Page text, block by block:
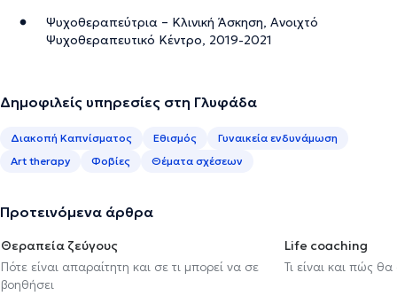
Ψυχοθεραπεύτρια – Κλινική Άσκηση, Ανοιχτό
Ψυχοθεραπευτικό Κέντρο, 2019-2021
Δημοφιλείς υπηρεσίες στη Γλυφάδα
Διακοπή Καπνίσματος Εθισμός
Γυναικεία ενδυνάμωση
Art therapy
Φοβίες Θέματα σχέσεων
Προτεινόμενα άρθρα
Θεραπεία ζεύγους
Πότε είναι απαραίτητη και σε τι μπορεί να σε
βοηθήσει
Life coaching
Τι είναι και πώς